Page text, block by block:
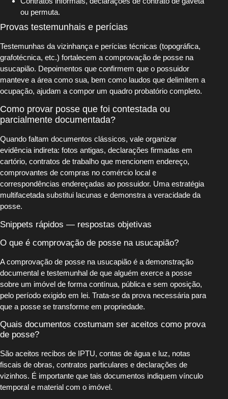
ou permuta.
Provas testemunhais e perícias
Testemunhas da vizinhança e perícias técnicas (topográfica,
grafotécnica, etc.) fortalecem a comprovação de posse na
usucapião. Depoimentos que confirmem que o possuidor
manteve a área como sua, bem como laudos que delimitem a
ocupação, ajudam a compor um quadro probatório completo.
Como provar posse que foi contestada ou
parcialmente documentada?
Quando faltam documentos clássicos, vale organizar
evidência indireta: fotos antigas, declarações firmadas em
cartório, contratos de trabalho que mencionem endereço,
comprovantes de compras no comércio local e
correspondências endereçadas ao possuidor. Uma estratégia
multifacetada substitui lacunas e demonstra a veracidade da
posse.
Snippets rápidos — respostas objetivas
O que é comprovação de posse na usucapião?
A comprovação de posse na usucapião é a demonstração
documental e testemunhal de que alguém exerce a posse
sobre um imóvel de forma contínua, pública e sem oposição,
pelo período exigido em lei. Trata-se da prova necessária para
que a posse se transforme em propriedade.
Quais documentos costumam ser aceitos como prova
de posse?
São aceitos recibos de IPTU, contas de água e luz, notas
fiscais de obras, contratos particulares e declarações de
vizinhos. É importante que tais documentos indiquem vínculo
temporal e material com o imóvel.